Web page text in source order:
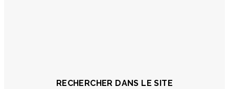
RECHERCHER DANS LE SITE